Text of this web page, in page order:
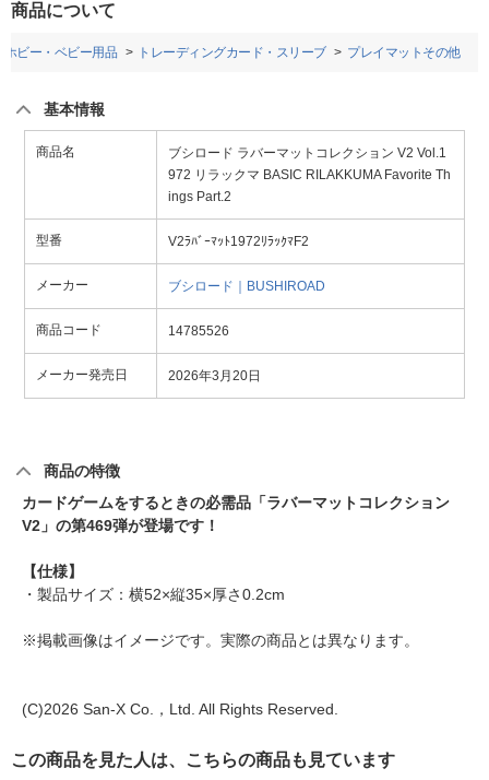
商品について
ホビー・ベビー用品 トレーディングカード・スリーブ プレイマットその他
基本情報
商品名
ブシロード ラバーマットコレクション V2 Vol.1
972 リラックマ BASIC RILAKKUMA Favorite Th
ings Part.2
型番 V2ﾗﾊﾞｰﾏｯﾄ1972ﾘﾗｯｸﾏF2
メーカー ブシロード｜BUSHIROAD
商品コード 14785526
メーカー発売日 2026年3月20日
商品の特徴
カードゲームをするときの必需品「ラバーマットコレクション
V2」の第469弾が登場です！
【仕様】
・製品サイズ：横52×縦35×厚さ0.2cm
※掲載画像はイメージです。実際の商品とは異なります。
(C)2026 San-X Co.，Ltd. All Rights Reserved.
この商品を見た人は、こちらの商品も見ています